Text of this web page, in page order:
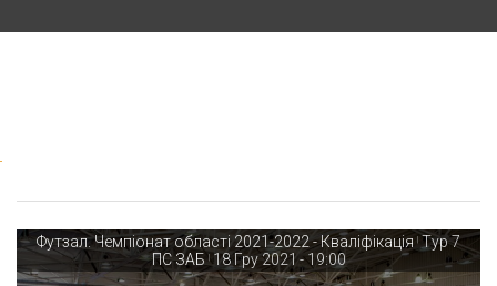
Футзал. Чемпіонат області 2021-2022 - Кваліфікація | Тур 7
ПС ЗАБ | 18 Гру 2021- 19:00